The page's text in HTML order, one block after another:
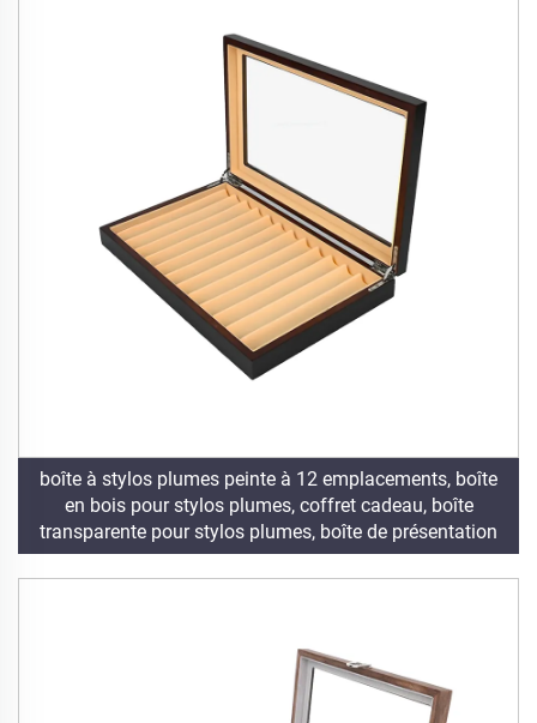
boîte à stylos plumes peinte à 12 emplacements, boîte
en bois pour stylos plumes, coffret cadeau, boîte
transparente pour stylos plumes, boîte de présentation